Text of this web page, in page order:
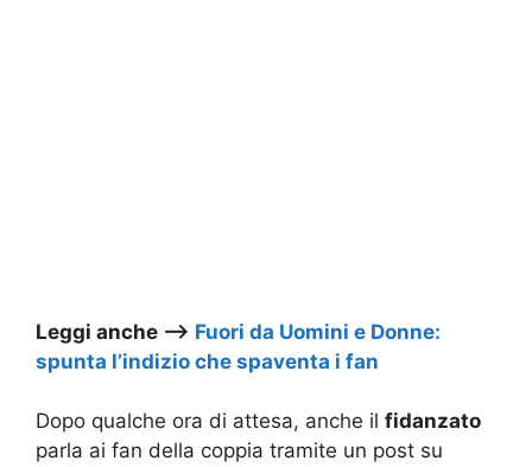
Leggi anche –> Fuori da Uomini e Donne:
spunta l’indizio che spaventa i fan
Dopo qualche ora di attesa, anche il fidanzato
parla ai fan della coppia tramite un post su